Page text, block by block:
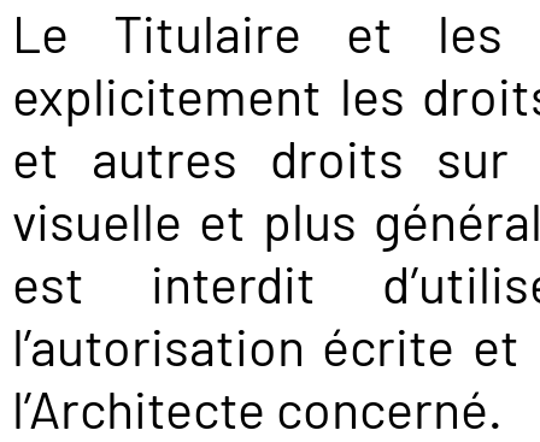
Le Titulaire et les
explicitement les
et autres droits sur
visuelle et plus
est interdit
l’autorisation écrite
l’Architecte concerné.